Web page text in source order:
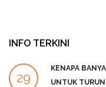
INFO TERKINI
29
KENAPA
UNTUK